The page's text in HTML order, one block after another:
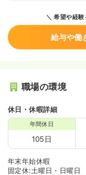
希望や経験
給与や働
職場の環境
休日・休暇詳細
年間休日
105日
年末年始休暇
固定休:土曜日・日曜日